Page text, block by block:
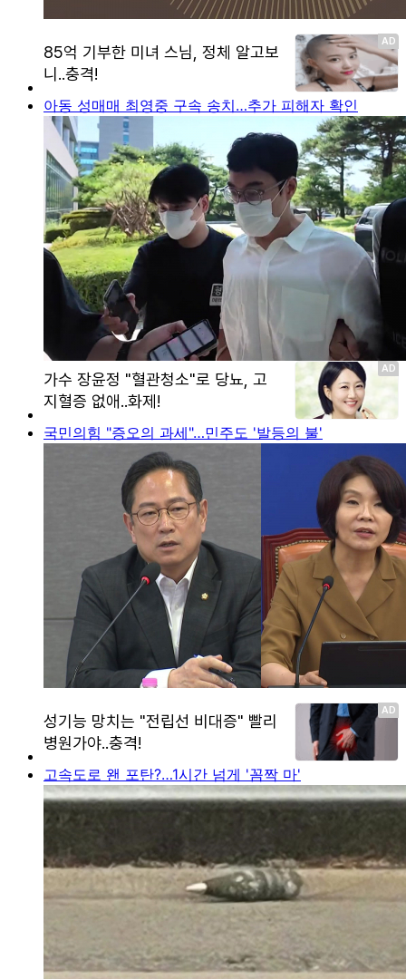
아동 성매매 최영중 구속 송치…추가 피해자 확인
국민의힘 "증오의 과세"…민주도 '발등의 불'
고속도로 왠 포탄?…1시간 넘게 '꼼짝 마'